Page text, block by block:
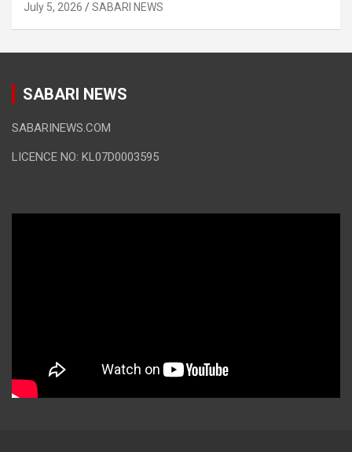
July 5, 2026 SABARI NEWS
SABARI NEWS
SABARINEWS.COM
LICENCE NO: KL07D0003595